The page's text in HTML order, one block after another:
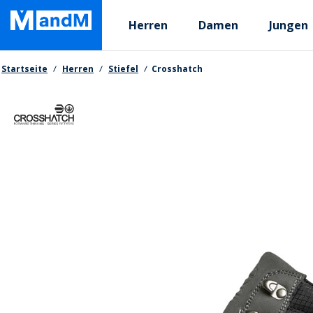
Skip
main
content
Primary departments
Herren Damen Jungen
Brotkrumen
Startseite Herren Stiefel Crosshatch